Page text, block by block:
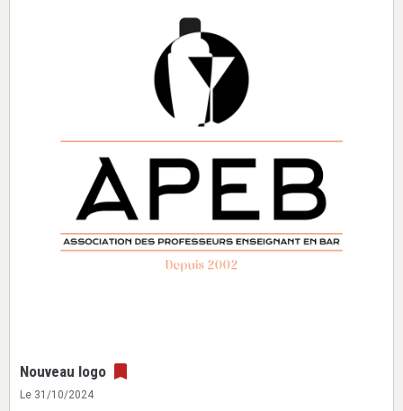
Nouveau logo
Le 31/10/2024